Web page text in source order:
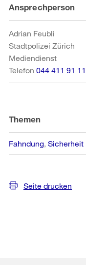
Weitere
Informationen
Ansprechperson
Adrian Feubli
Stadtpolizei Zürich
Mediendienst
Telefon 044 411 91 11
Themen
Fahndung Sicherheit
Seite drucken